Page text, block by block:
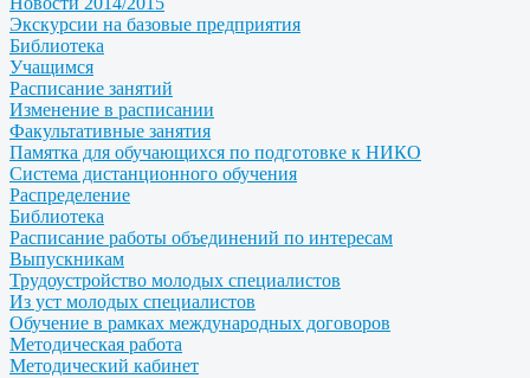
Экскурсии на базовые предприятия
Библиотека
Учащимся
Расписание занятий
Изменение в расписании
Факультативные занятия
Памятка для обучающихся по подготовке к НИКО
Система дистанционного обучения
Распределение
Библиотека
Расписание работы объединений по интересам
Выпускникам
Трудоустройство молодых специалистов
Из уст молодых специалистов
Обучение в рамках международных договоров
Методическая работа
Методический кабинет